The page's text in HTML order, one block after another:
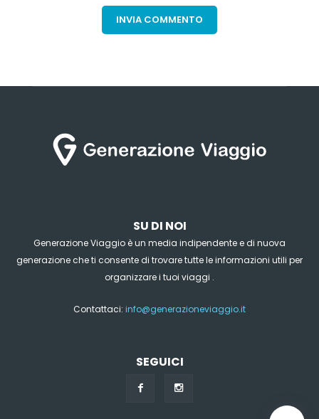
SU DI NOI
Generazione Viaggio è un media indipendente e di nuova
generazione che ti consente di trovare tutte le informazioni utili per
organizzare i tuoi viaggi .
Contattaci: info@generazioneviaggio.it
SEGUICI